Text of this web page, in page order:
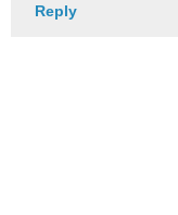
Reply